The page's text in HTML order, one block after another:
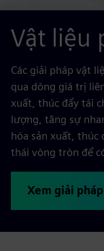
Vật liệu
Các giải pháp vật
qua dòng giá trị
xuất, thúc đẩy tái
lượng, tăng sự
hóa sản xuất, thúc
thái vòng tròn để
Xem giải pháp